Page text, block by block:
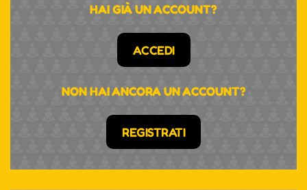
HAI GIÀ UN ACCOUNT?
ACCEDI
NON HAI ANCORA UN ACCOUNT?
REGISTRATI